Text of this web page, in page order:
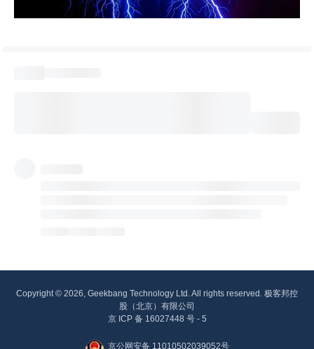
Copyright © 2026, Geekbang Technology Ltd. All rights reserved. 极客邦控
股（北京）有限公司
京 ICP 备 16027448 号 - 5
京公网安备 11010502039052号